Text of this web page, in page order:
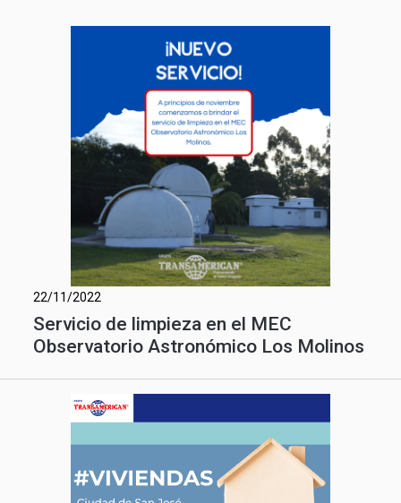
22/11/2022
Servicio de limpieza en el MEC
Observatorio Astronómico Los Molinos